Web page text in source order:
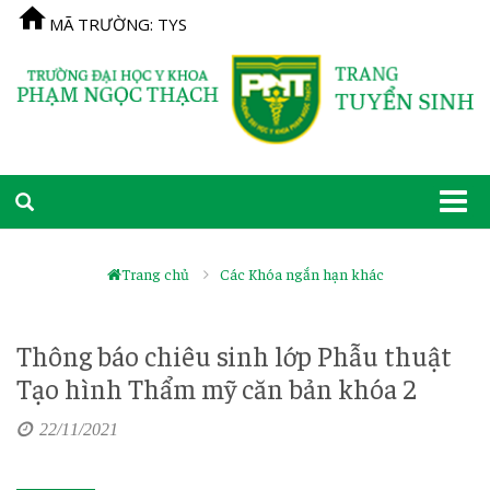
MÃ TRƯỜNG: TYS
Trang chủ Các Khóa ngắn hạn khác
Thông báo chiêu sinh lớp Phẫu thuật
Tạo hình Thẩm mỹ căn bản khóa 2
22/11/2021